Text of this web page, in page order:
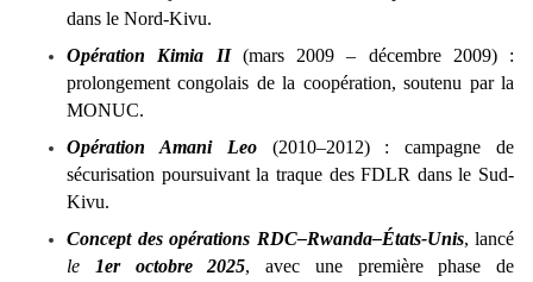
dans le Nord-Kivu.
Opération Kimia II(mars 2009 – décembre 2009) :
prolongement congolais de la coopération, soutenu par la
MONUC.
Opération Amani Leo(2010–2012) : campagne de
sécurisation poursuivant la traque des FDLR dans le Sud-
Kivu.
Concept des opérations RDC–Rwanda–États-Unis, lancé
le
1er octobre 2025, avec une première phase de